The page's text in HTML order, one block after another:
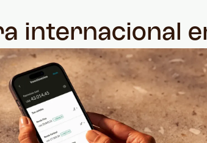
internacional